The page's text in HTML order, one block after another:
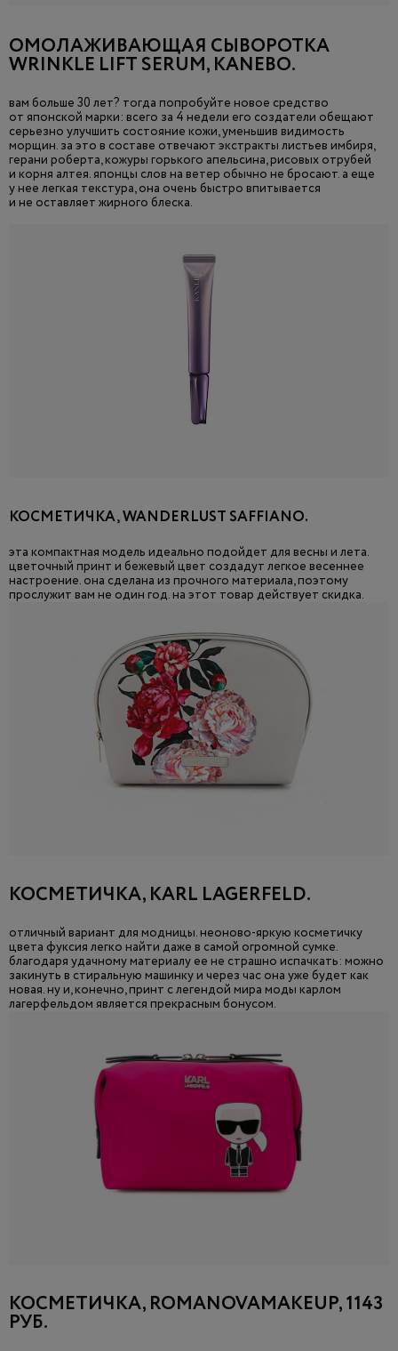
ОМОЛАЖИВАЮЩАЯ СЫВОРОТКА
WRINKLE LIFT SERUM, KANEBO.
вам больше 30 лет? тогда попробуйте новое средство
от японской марки: всего за 4 недели его создатели обещают
серьезно улучшить состояние кожи, уменьшив видимость
морщин. за это в составе отвечают экстракты листьев имбиря,
герани роберта, кожуры горького апельсина, рисовых отрубей
и корня алтея. японцы слов на ветер обычно не бросают. а еще
у нее легкая текстура, она очень быстро впитывается
и не оставляет жирного блеска.
КОСМЕТИЧКА, WANDERLUST SAFFIANO.
эта компактная модель идеально подойдет для весны и лета.
цветочный принт и бежевый цвет создадут легкое весеннее
настроение. она сделана из прочного материала, поэтому
прослужит вам не один год. на этот товар действует скидка.
КОСМЕТИЧКА, KARL LAGERFELD.
отличный вариант для модницы. неоново-яркую косметичку
цвета фуксия легко найти даже в самой огромной сумке.
благодаря удачному материалу ее не страшно испачкать: можно
закинуть в стиральную машинку и через час она уже будет как
новая. ну и, конечно, принт с легендой мира моды карлом
лагерфельдом является прекрасным бонусом.
КОСМЕТИЧКА, ROMANOVAMAKEUP, 1143
РУБ.